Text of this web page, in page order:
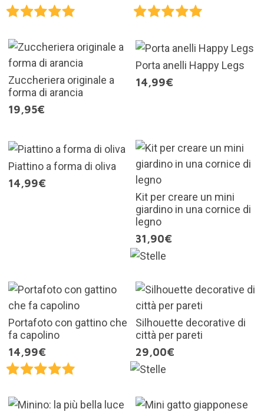
Zuccheriera originale a
forma di arancia
19,95€
Porta anelli Happy Legs
14,99€
Piattino a forma di oliva
14,99€
Kit per creare un mini
giardino in una cornice di
legno
31,90€
Portafoto con gattino che
fa capolino
14,99€
Silhouette decorative di
città per pareti
29,00€